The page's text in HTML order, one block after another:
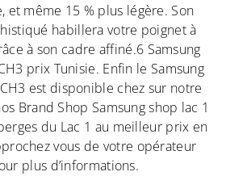
et même 15 % plus légère. Son
habillera votre poignet à
à son cadre affiné.6 Samsung
prix Tunisie. Enfin le Samsung
est disponible chez sur notre
Brand Shop Samsung shop lac 1
du Lac 1 au meilleur prix en
vous de votre opérateur
plus d’informations.